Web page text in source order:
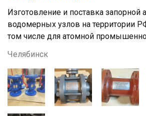
Изготовление и поставка запорной
водомерных узлов на территории
том числе для атомной
Челябинск